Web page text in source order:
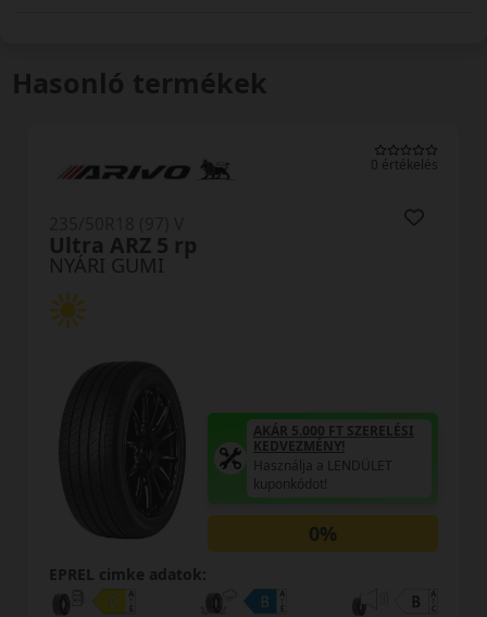
Hasonló termékek
0 értékelés
NYÁRI GUMI
LK12A S Fit2 SUV
AKÁR 5.000 FT SZERELÉSI
KEDVEZMÉNY!
Használja a LENDÜLET
kuponkódot!
0%
EPREL cimke adatok: